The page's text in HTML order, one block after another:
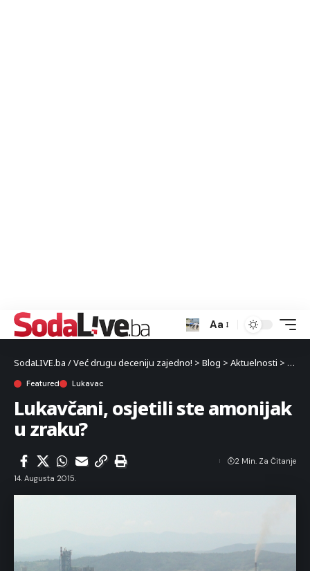
Aa
SodaLIVE.ba / Već drugu deceniju zajedno! > Blog > Aktuelnosti >
Featured Lukavac
Lukavčani, osjetili ste amonijak
u zraku?
14. Augusta 2015.
2 Min. Za Čitanje